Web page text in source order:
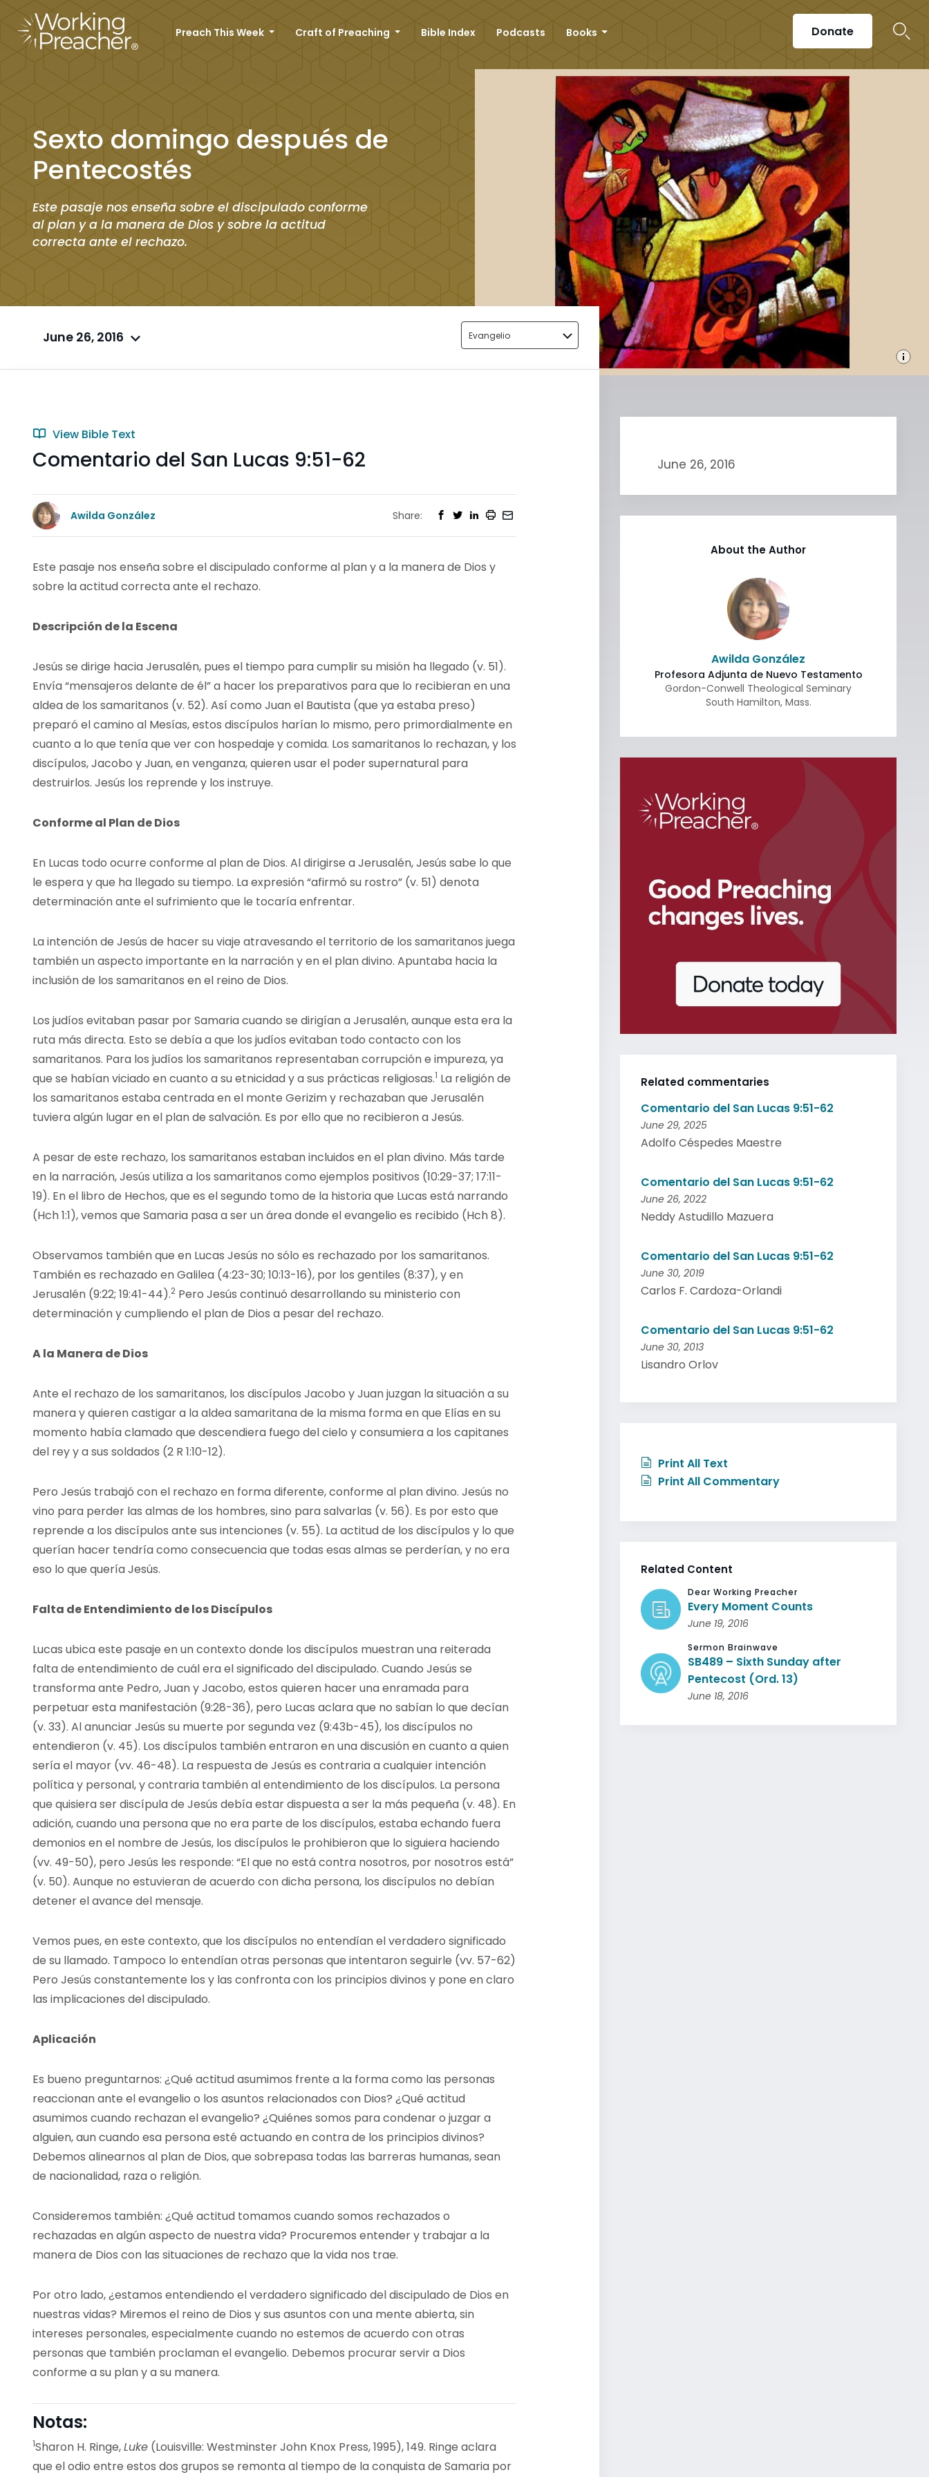
Preach This Week Craft of Preaching Bible Index Podcasts Books Donate
Sexto domingo después de
Pentecostés
Este pasaje nos enseña sobre el discipulado conforme
al plan y a la manera de Dios y sobre la actitud
correcta ante el rechazo.
June 26, 2016 Evangelio
View Bible Text
Comentario del San Lucas 9:51-62
Awilda González Share:
Este pasaje nos enseña sobre el discipulado conforme al plan y a la manera de Dios y
sobre la actitud correcta ante el rechazo.
Descripción de la Escena
Jesús se dirige hacia Jerusalén, pues el tiempo para cumplir su misión ha llegado (v. 51).
Envía “mensajeros delante de él” a hacer los preparativos para que lo recibieran en una
aldea de los samaritanos (v. 52). Así como Juan el Bautista (que ya estaba preso)
preparó el camino al Mesías, estos discípulos harían lo mismo, pero primordialmente en
cuanto a lo que tenía que ver con hospedaje y comida. Los samaritanos lo rechazan, y los
discípulos, Jacobo y Juan, en venganza, quieren usar el poder supernatural para
destruirlos. Jesús los reprende y los instruye.
Conforme al Plan de Dios
En Lucas todo ocurre conforme al plan de Dios. Al dirigirse a Jerusalén, Jesús sabe lo que
le espera y que ha llegado su tiempo. La expresión “afirmó su rostro” (v. 51) denota
determinación ante el sufrimiento que le tocaría enfrentar.
La intención de Jesús de hacer su viaje atravesando el territorio de los samaritanos juega
también un aspecto importante en la narración y en el plan divino. Apuntaba hacia la
inclusión de los samaritanos en el reino de Dios.
Los judíos evitaban pasar por Samaria cuando se dirigían a Jerusalén, aunque esta era la
ruta más directa. Esto se debía a que los judíos evitaban todo contacto con los
samaritanos. Para los judíos los samaritanos representaban corrupción e impureza, ya
que se habían viciado en cuanto a su etnicidad y a sus prácticas religiosas.1 La religión de
los samaritanos estaba centrada en el monte Gerizim y rechazaban que Jerusalén
tuviera algún lugar en el plan de salvación. Es por ello que no recibieron a Jesús.
A pesar de este rechazo, los samaritanos estaban incluidos en el plan divino. Más tarde
en la narración, Jesús utiliza a los samaritanos como ejemplos positivos (10:29-37; 17:11-
19). En el libro de Hechos, que es el segundo tomo de la historia que Lucas está narrando
(Hch 1:1), vemos que Samaria pasa a ser un área donde el evangelio es recibido (Hch 8).
Observamos también que en Lucas Jesús no sólo es rechazado por los samaritanos.
También es rechazado en Galilea (4:23-30; 10:13-16), por los gentiles (8:37), y en
Jerusalén (9:22; 19:41-44).2 Pero Jesús continuó desarrollando su ministerio con
determinación y cumpliendo el plan de Dios a pesar del rechazo.
A la Manera de Dios
Ante el rechazo de los samaritanos, los discípulos Jacobo y Juan juzgan la situación a su
manera y quieren castigar a la aldea samaritana de la misma forma en que Elías en su
momento había clamado que descendiera fuego del cielo y consumiera a los capitanes
del rey y a sus soldados (2 R 1:10-12).
Pero Jesús trabajó con el rechazo en forma diferente, conforme al plan divino. Jesús no
vino para perder las almas de los hombres, sino para salvarlas (v. 56). Es por esto que
reprende a los discípulos ante sus intenciones (v. 55). La actitud de los discípulos y lo que
querían hacer tendría como consecuencia que todas esas almas se perderían, y no era
eso lo que quería Jesús.
Falta de Entendimiento de los Discípulos
Lucas ubica este pasaje en un contexto donde los discípulos muestran una reiterada
falta de entendimiento de cuál era el significado del discipulado. Cuando Jesús se
transforma ante Pedro, Juan y Jacobo, estos quieren hacer una enramada para
perpetuar esta manifestación (9:28-36), pero Lucas aclara que no sabían lo que decían
(v. 33). Al anunciar Jesús su muerte por segunda vez (9:43b-45), los discípulos no
entendieron (v. 45). Los discípulos también entraron en una discusión en cuanto a quien
sería el mayor (vv. 46-48). La respuesta de Jesús es contraria a cualquier intención
política y personal, y contraria también al entendimiento de los discípulos. La persona
que quisiera ser discípula de Jesús debía estar dispuesta a ser la más pequeña (v. 48). En
adición, cuando una persona que no era parte de los discípulos, estaba echando fuera
demonios en el nombre de Jesús, los discípulos le prohibieron que lo siguiera haciendo
(vv. 49-50), pero Jesús les responde: “El que no está contra nosotros, por nosotros está”
(v. 50). Aunque no estuvieran de acuerdo con dicha persona, los discípulos no debían
detener el avance del mensaje.
Vemos pues, en este contexto, que los discípulos no entendían el verdadero significado
de su llamado. Tampoco lo entendían otras personas que intentaron seguirle (vv. 57-62)
Pero Jesús constantemente los y las confronta con los principios divinos y pone en claro
las implicaciones del discipulado.
Aplicación
Es bueno preguntarnos: ¿Qué actitud asumimos frente a la forma como las personas
reaccionan ante el evangelio o los asuntos relacionados con Dios? ¿Qué actitud
asumimos cuando rechazan el evangelio? ¿Quiénes somos para condenar o juzgar a
alguien, aun cuando esa persona esté actuando en contra de los principios divinos?
Debemos alinearnos al plan de Dios, que sobrepasa todas las barreras humanas, sean
de nacionalidad, raza o religión.
Consideremos también: ¿Qué actitud tomamos cuando somos rechazados o
rechazadas en algún aspecto de nuestra vida? Procuremos entender y trabajar a la
manera de Dios con las situaciones de rechazo que la vida nos trae.
Por otro lado, ¿estamos entendiendo el verdadero significado del discipulado de Dios en
nuestras vidas? Miremos el reino de Dios y sus asuntos con una mente abierta, sin
intereses personales, especialmente cuando no estemos de acuerdo con otras
personas que también proclaman el evangelio. Debemos procurar servir a Dios
conforme a su plan y a su manera.
Notas:
1Sharon H. Ringe,Luke (Louisville: Westminster John Knox Press, 1995), 149. Ringe aclara
que el odio entre estos dos grupos se remonta al tiempo de la conquista de Samaria por
June 26, 2016
About the Author
Awilda González
Profesora Adjunta de Nuevo Testamento
Gordon-Conwell Theological Seminary
South Hamilton, Mass.
Related commentaries
Comentario del San Lucas 9:51-62
June 29, 2025
Adolfo Céspedes Maestre
Comentario del San Lucas 9:51-62
June 26, 2022
Neddy Astudillo Mazuera
Comentario del San Lucas 9:51-62
June 30, 2019
Carlos F. Cardoza-Orlandi
Comentario del San Lucas 9:51-62
June 30, 2013
Lisandro Orlov
Print All Text
Print All Commentary
Related Content
Dear Working Preacher
Every Moment Counts
June 19, 2016
Sermon Brainwave
SB489 – Sixth Sunday after
Pentecost (Ord. 13)
June 18, 2016